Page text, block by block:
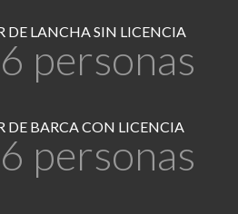
DE LANCHA SIN LICENCIA
6 personas
DE BARCA CON LICENCIA
6 personas